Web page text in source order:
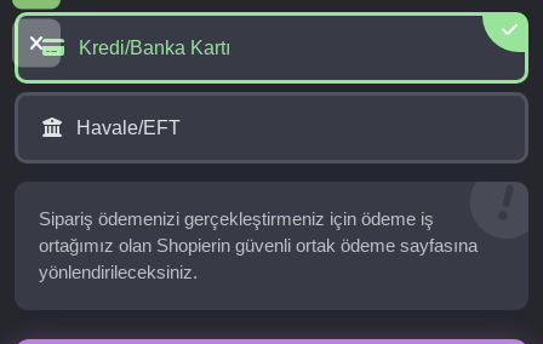
Kredi/Banka Kartı
Havale/EFT
Sipariş ödemenizi gerçekleştirmeniz için ödeme iş
ortağımız olan Shopierin güvenli ortak ödeme sayfasına
yönlendirileceksiniz.